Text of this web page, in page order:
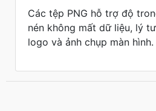
Các tệp PNG hỗ trợ độ
nén không mất dữ liệu, lý
logo và ảnh chụp màn hình.